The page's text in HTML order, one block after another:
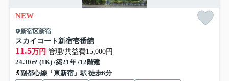
NEW
新宿区新宿
スカイコート新宿壱番館
11.5万円 管理/共益費15,000円
24.30㎡ (1K) /築21年 /12階建
副都心線「東新宿」駅 徒歩6分